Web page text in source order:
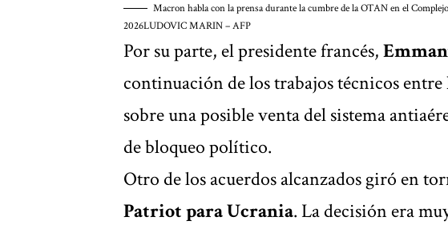
Macron habla con la prensa durante la cumbre de la OTAN en el
2026LUDOVIC MARIN – AFP
Por su parte, el presidente francés,
continuación de los trabajos técnicos entre
sobre una posible venta del sistema
de bloqueo político.
Otro de los acuerdos alcanzados giró en
Patriot para Ucrania. La decisión era